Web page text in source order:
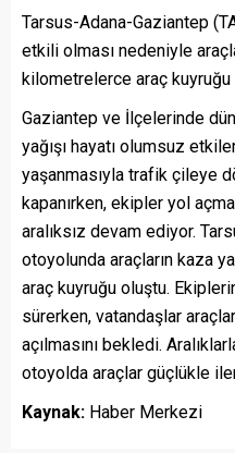
Tarsus-Adana-Gaziantep
etkili olması nedeniyle
kilometrelerce araç
Gaziantep ve İlçelerinde
yağışı hayatı olumsuz
yaşanmasıyla trafik çileye
kapanırken, ekipler yol
aralıksız devam ediyor.
otoyolunda araçların kaza
araç kuyruğu oluştu.
sürerken, vatandaşlar
açılmasını bekledi.
otoyolda araçlar güçlükle
Kaynak: Haber Merkezi